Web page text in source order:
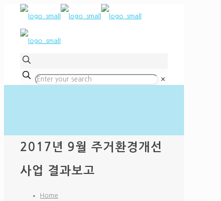
✕
2017년 9월 주거환경개선
사업 결과보고
Home